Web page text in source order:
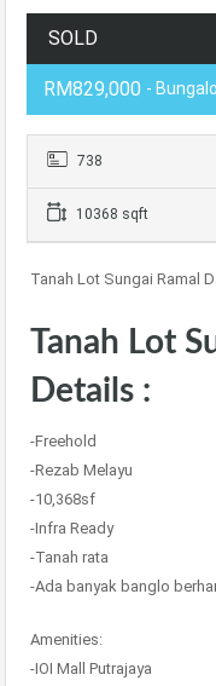
SOLD
RM829,000 -
738
10368 sqft
Tanah Lot Sungai Ramal
Tanah Lot
Details :
-Freehold
-Rezab Melayu
-10,368sf
-Infra Ready
-Tanah rata
-Ada banyak banglo
Amenities:
-IOI Mall Putrajaya